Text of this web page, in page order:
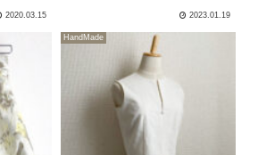
2020.03.15 2023.01.19
HandMade